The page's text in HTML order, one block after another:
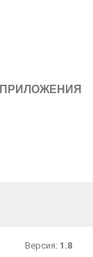
ПРИЛОЖЕНИЯ
Версия: 1.8